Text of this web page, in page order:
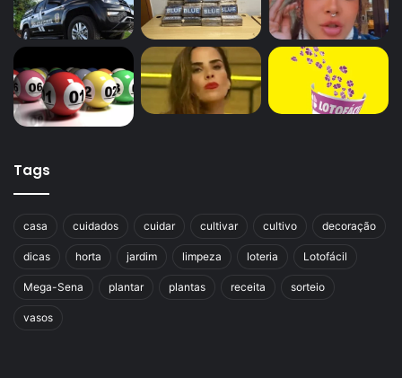
Tags
casa cuidados cuidar cultivar cultivo decoração
dicas horta jardim limpeza loteria Lotofácil
Mega-Sena plantar plantas receita sorteio
vasos